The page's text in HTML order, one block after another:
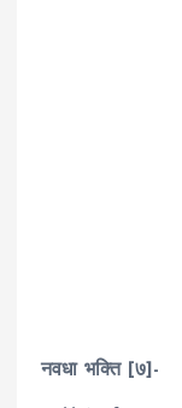
नवधा भक्ति [७]-